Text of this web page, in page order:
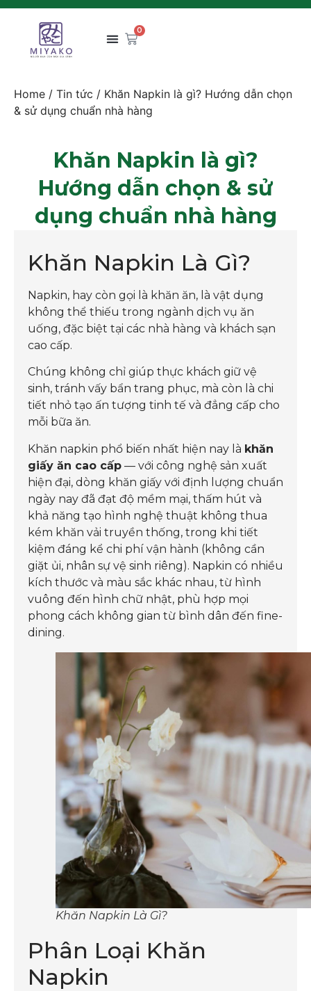
0
Home / Tin tức / Khăn Napkin là gì? Hướng dẫn chọn
& sử dụng chuẩn nhà hàng
Khăn Napkin là gì?
Hướng dẫn chọn & sử
dụng chuẩn nhà hàng
Khăn Napkin Là Gì?
Napkin, hay còn gọi là khăn ăn, là vật dụng
không thể thiếu trong ngành dịch vụ ăn
uống, đặc biệt tại các nhà hàng và khách sạn
cao cấp.
Chúng không chỉ giúp thực khách giữ vệ
sinh, tránh vấy bẩn trang phục, mà còn là chi
tiết nhỏ tạo ấn tượng tinh tế và đẳng cấp cho
mỗi bữa ăn.
Khăn napkin phổ biến nhất hiện nay là khăn
giấy ăn cao cấp — với công nghệ sản xuất
hiện đại, dòng khăn giấy với định lượng chuẩn
ngày nay đã đạt độ mềm mại, thấm hút và
khả năng tạo hình nghệ thuật không thua
kém khăn vải truyền thống, trong khi tiết
kiệm đáng kể chi phí vận hành (không cần
giặt ủi, nhân sự vệ sinh riêng). Napkin có nhiều
kích thước và màu sắc khác nhau, từ hình
vuông đến hình chữ nhật, phù hợp mọi
phong cách không gian từ bình dân đến fine-
dining.
Khăn Napkin Là Gì?
Phân Loại Khăn
Napkin